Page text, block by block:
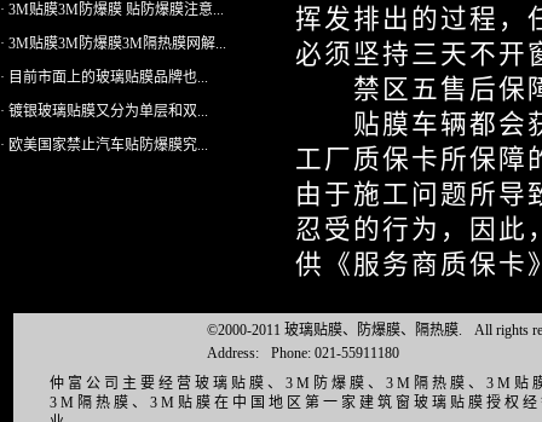
· 3M贴膜3M防爆膜 贴防爆膜注意...
· 3M贴膜3M防爆膜3M隔热膜网解...
· 目前市面上的玻璃贴膜品牌也...
· 镀银玻璃贴膜又分为单层和双...
· 欧美国家禁止汽车贴防爆膜究...
挥发排出的过程，
必须坚持三天不开
禁区五售后保
贴膜车辆都会获
工厂质保卡所保障
由于施工问题所导
忍受的行为，因此
供《服务商质保卡
©2000-2011 玻璃贴膜、防爆膜、隔热膜.
All rights
Address:
Phone: 021-55911180
仲富公司主要经营玻璃贴膜、3M防爆膜、3M隔热膜、3M
3M隔热膜、3M贴膜在中国地区第一家建筑窗玻璃贴膜授权